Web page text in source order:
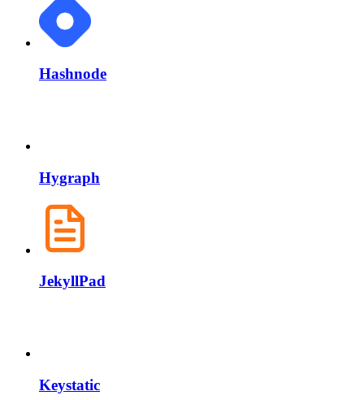
Hashnode
Hygraph
JekyllPad
Keystatic